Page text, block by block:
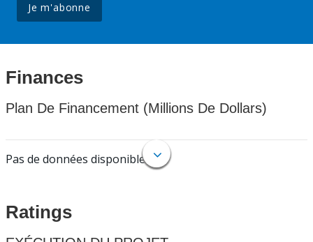
Je m'abonne
Finances
Plan De Financement (Millions De Dollars)
Pas de données disponibles.
Ratings